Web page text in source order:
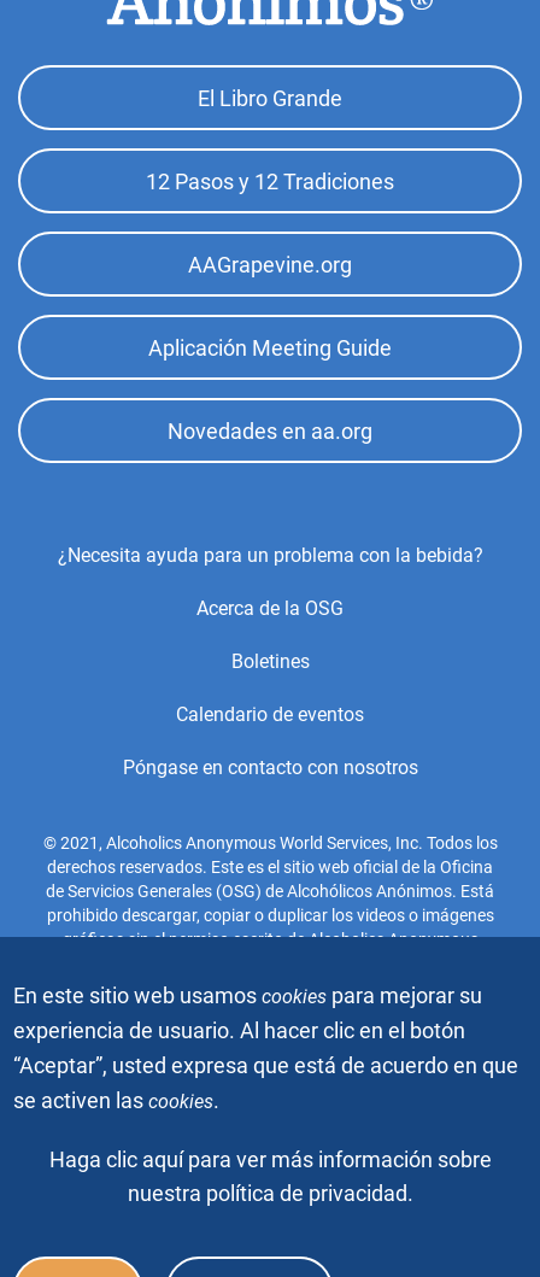
Footer
Top
Menu
El Libro Grande
12 Pasos y 12 Tradiciones
AAGrapevine.org
Aplicación Meeting Guide
Novedades en aa.org
Footer
¿Necesita ayuda para un problema con la bebida?
Acerca de la OSG
Boletines
Calendario de eventos
Póngase en contacto con nosotros
© 2021, Alcoholics Anonymous World Services, Inc. Todos los
derechos reservados. Este es el sitio web oficial de la Oficina
de Servicios Generales (OSG) de Alcohólicos Anónimos. Está
prohibido descargar, copiar o duplicar los videos o imágenes
gráficas sin el permiso escrito de Alcoholics Anonymous
registrada de Alcoholics Anonymous World Services, Inc.
Todos los derechos reservados.
© 2026, Alcoholics Anonymous World Services, Inc. Todos los
Footer
Preguntas frecuentes
Prensa y medios de comunicación
Política de confidencialidad
Términos de uso
En este sitio web usamoscookies para mejorar su
experiencia de usuario. Al hacer clic en el botón
“Aceptar”, usted expresa que está de acuerdo en que
se activen lascookies.
Haga clic aquí para ver más información sobre
nuestra política de privacidad.